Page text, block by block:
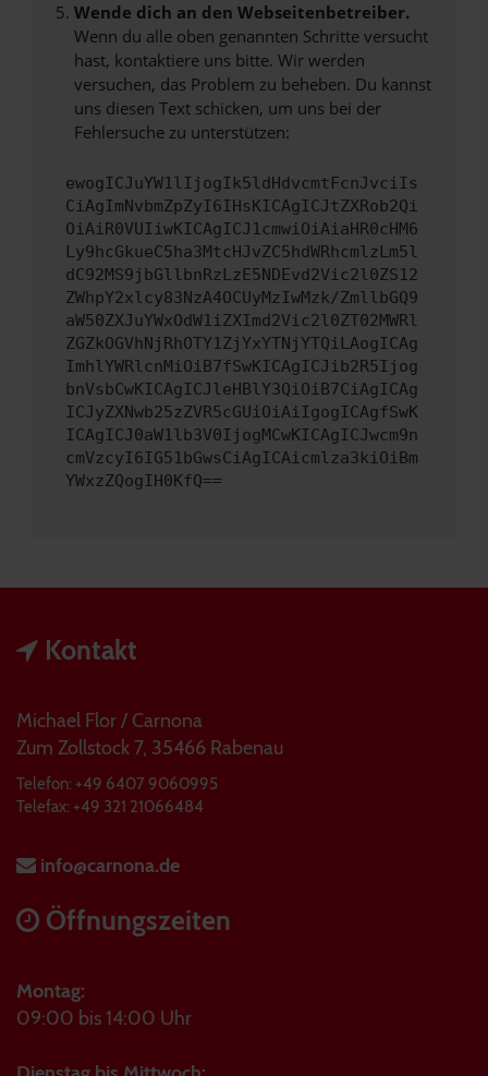
Wende dich an den Webseitenbetreiber.
Wenn du alle oben genannten Schritte versucht
hast, kontaktiere uns bitte. Wir werden
versuchen, das Problem zu beheben. Du kannst
uns diesen Text schicken, um uns bei der
Fehlersuche zu unterstützen:
ewogICJuYW1lIjogIk5ldHdvcmtFcnJvciIs
CiAgImNvbmZpZyI6IHsKICAgICJtZXRob2Qi
OiAiR0VUIiwKICAgICJ1cmwiOiAiaHR0cHM6
Ly9hcGkueC5ha3MtcHJvZC5hdWRhcmlzLm5l
dC92MS9jbGllbnRzLzE5NDEvd2Vic2l0ZS12
ZWhpY2xlcy83NzA4OCUyMzIwMzk/ZmllbGQ9
aW50ZXJuYWxOdW1iZXImd2Vic2l0ZT02MWRl
ZGZkOGVhNjRhOTY1ZjYxYTNjYTQiLAogICAg
ImhlYWRlcnMiOiB7fSwKICAgICJib2R5Ijog
bnVsbCwKICAgICJleHBlY3QiOiB7CiAgICAg
ICJyZXNwb25zZVR5cGUiOiAiIgogICAgfSwK
ICAgICJ0aW1lb3V0IjogMCwKICAgICJwcm9n
cmVzcyI6IG51bGwsCiAgICAicmlza3kiOiBm
YWxzZQogIH0KfQ==
Kontakt
Michael Flor / Carnona
Zum Zollstock 7, 35466 Rabenau
Telefon: +49 6407 9060995
Telefax: +49 321 21066484
info@carnona.de
Öffnungszeiten
Montag:
09:00 bis 14:00 Uhr